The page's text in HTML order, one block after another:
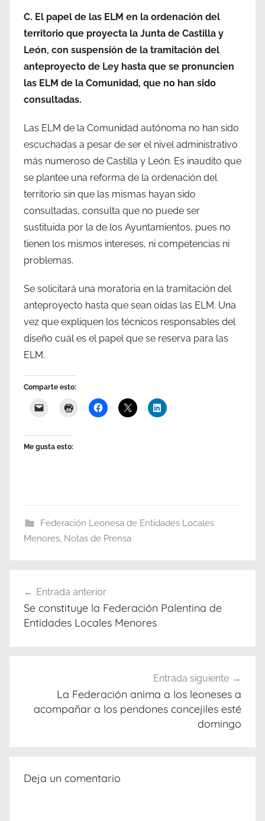
C. El papel de las ELM en la ordenación del
territorio que proyecta la Junta de Castilla y
León, con suspensión de la tramitación del
anteproyecto de Ley hasta que se pronuncien
las ELM de la Comunidad, que no han sido
consultadas.
Las ELM de la Comunidad autónoma no han sido
escuchadas a pesar de ser el nivel administrativo
más numeroso de Castilla y León. Es inaudito que
se plantee una reforma de la ordenación del
territorio sin que las mismas hayan sido
consultadas, consulta que no puede ser
sustituida por la de los Ayuntamientos, pues no
tienen los mismos intereses, ni competencias ni
problemas.
Se solicitará una moratoria en la tramitación del
anteproyecto hasta que sean oídas las ELM. Una
vez que expliquen los técnicos responsables del
diseño cuál es el papel que se reserva para las
ELM.
Comparte esto:
Me gusta esto:
Federación Leonesa de Entidades Locales
Menores, Notas de Prensa
de
entradas
Entrada anterior
Se constituye la Federación Palentina de
Entidades Locales Menores
Entrada siguiente
La Federación anima a los leoneses a
acompañar a los pendones concejiles esté
domingo
Deja un comentario